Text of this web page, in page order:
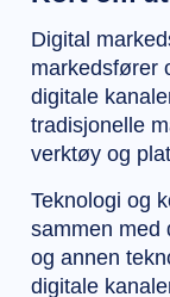
Digital
markedsfører
digitale
tradisjonelle
verktøy og
Teknologi og
sammen med
og annen
digitale